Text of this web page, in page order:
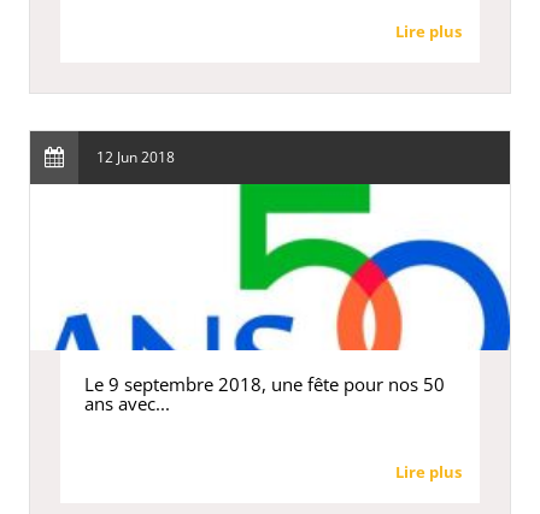
Lire plus
12 Jun 2018
Le 9 septembre 2018, une fête pour nos 50
ans avec...
Lire plus